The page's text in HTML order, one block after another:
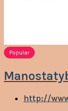
Popular
http://